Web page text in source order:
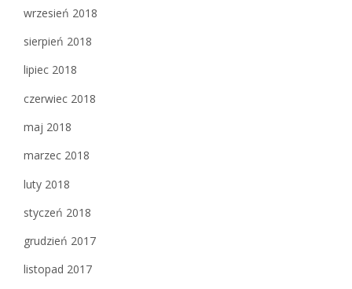
wrzesień 2018
sierpień 2018
lipiec 2018
czerwiec 2018
maj 2018
marzec 2018
luty 2018
styczeń 2018
grudzień 2017
listopad 2017